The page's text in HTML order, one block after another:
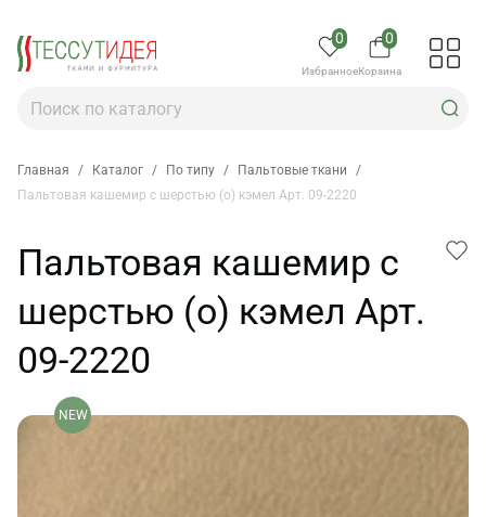
0
Избранное
0
Корзина
Главная / Каталог / По типу / Пальтовые ткани
/
Пальтовая кашемир с шерстью (о) кэмел Арт. 09-2220
Пальтовая кашемир с
шерстью (о) кэмел Арт.
09-2220
NEW